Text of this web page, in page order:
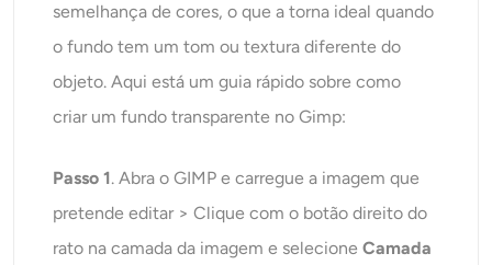
semelhança de cores, o que a torna ideal quando
o fundo tem um tom ou textura diferente do
objeto. Aqui está um guia rápido sobre como
criar um fundo transparente no Gimp:
Passo 1. Abra o GIMP e carregue a imagem que
pretende editar > Clique com o botão direito do
rato na camada da imagem e selecioneCamada